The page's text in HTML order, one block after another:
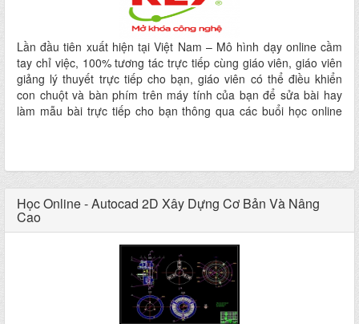
Lần đầu tiên xuất hiện tại Việt Nam – Mô hình dạy online cầm
tay chỉ việc, 100% tương tác trực tiếp cùng giáo viên, giáo viên
giảng lý thuyết trực tiếp cho bạn, giáo viên có thể điều khiển
con chuột và bàn phím trên máy tính của bạn để sửa bài hay
làm mẫu bài trực tiếp cho bạn thông qua các buổi học online
Học Online - Autocad 2D Xây Dựng Cơ Bản Và Nâng
Cao